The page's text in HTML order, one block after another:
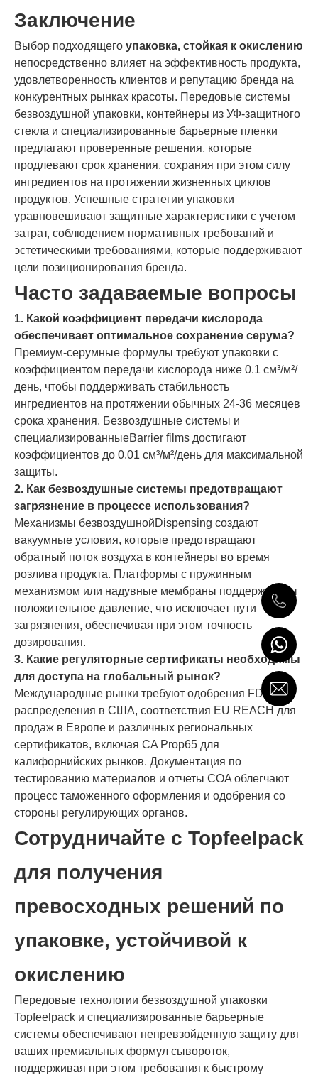
Заключение
Выбор подходящего упаковка, стойкая к окислению
непосредственно влияет на эффективность продукта,
удовлетворенность клиентов и репутацию бренда на
конкурентных рынках красоты. Передовые системы
безвоздушной упаковки, контейнеры из УФ-защитного
стекла и специализированные барьерные пленки
предлагают проверенные решения, которые
продлевают срок хранения, сохраняя при этом силу
ингредиентов на протяжении жизненных циклов
продуктов. Успешные стратегии упаковки
уравновешивают защитные характеристики с учетом
затрат, соблюдением нормативных требований и
эстетическими требованиями, которые поддерживают
цели позиционирования бренда.
Часто задаваемые вопросы
1. Какой коэффициент передачи кислорода
обеспечивает оптимальное сохранение серума?
Премиум-серумные формулы требуют упаковки с
коэффициентом передачи кислорода ниже 0.1 см³/м²/
день, чтобы поддерживать стабильность
ингредиентов на протяжении обычных 24-36 месяцев
срока хранения. Безвоздушные системы и
специализированныеBarrier films достигают
коэффициентов до 0.01 см³/м²/день для максимальной
защиты.
2. Как безвоздушные системы предотвращают
загрязнение в процессе использования?
Механизмы безвоздушнойDispensing создают
вакуумные условия, которые предотвращают
обратный поток воздуха в контейнеры во время
розлива продукта. Платформы с пружинным
механизмом или надувные мембраны поддерживают
положительное давление, что исключает пути
загрязнения, обеспечивая при этом точность
дозирования.
3. Какие регуляторные сертификаты необходимы
для доступа на глобальный рынок?
Международные рынки требуют одобрения FDA для
распределения в США, соответствия EU REACH для
продаж в Европе и различных региональных
сертификатов, включая CA Prop65 для
калифорнийских рынков. Документация по
тестированию материалов и отчеты COA облегчают
процесс таможенного оформления и одобрения со
стороны регулирующих органов.
Сотрудничайте с Topfeelpack
для получения
превосходных решений по
упаковке, устойчивой к
окислению
Передовые технологии безвоздушной упаковки
Topfeelpack и специализированные барьерные
системы обеспечивают непревзойденную защиту для
ваших премиальных формул сывороток,
поддерживая при этом требования к быстрому